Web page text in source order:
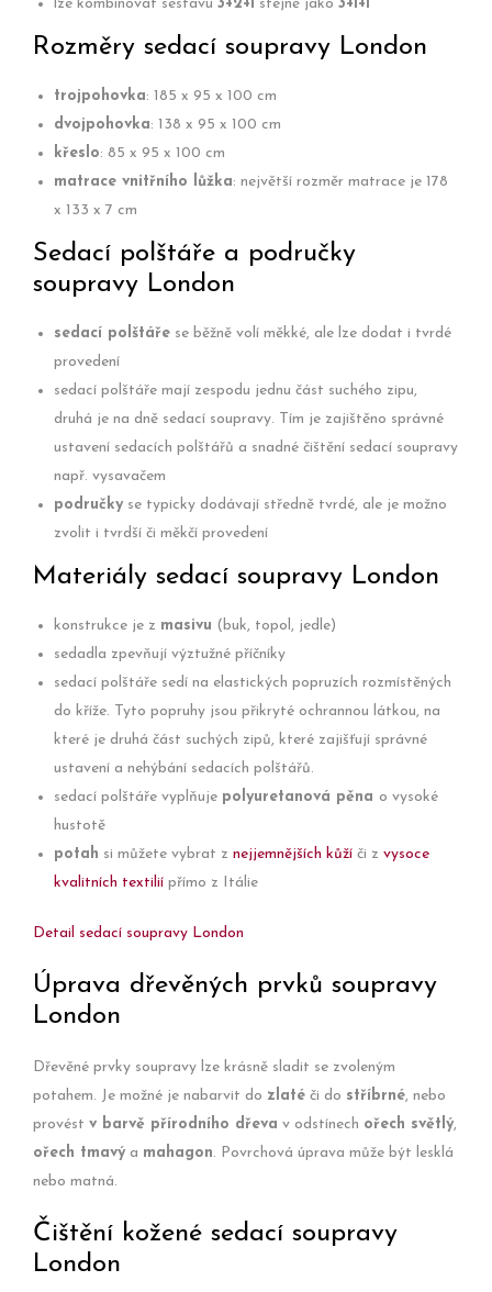
lze kombinovat sestavu 3+2+1 stejně jako 3+1+1
Rozměry sedací soupravy London
trojpohovka: 185 x 95 x 100 cm
dvojpohovka: 138 x 95 x 100 cm
křeslo: 85 x 95 x 100 cm
matrace vnitřního lůžka: největší rozměr matrace je 178
x 133 x 7 cm
Sedací polštáře a područky
soupravy London
sedací polštáře se běžně volí měkké, ale lze dodat i tvrdé
provedení
sedací polštáře mají zespodu jednu část suchého zipu,
druhá je na dně sedací soupravy. Tím je zajištěno správné
ustavení sedacích polštářů a snadné čištění sedací soupravy
např. vysavačem
područky se typicky dodávají středně tvrdé, ale je možno
zvolit i tvrdší či měkčí provedení
Materiály sedací soupravy London
konstrukce je z masivu (buk, topol, jedle)
sedadla zpevňují výztužné příčníky
sedací polštáře sedí na elastických popruzích rozmístěných
do kříže. Tyto popruhy jsou přikryté ochrannou látkou, na
které je druhá část suchých zipů, které zajišťují správné
ustavení a nehýbání sedacích polštářů.
sedací polštáře vyplňuje polyuretanová pěna o vysoké
hustotě
potah si můžete vybrat z nejjemnějších kůží či z vysoce
kvalitních textilií přímo z Itálie
Detail sedací soupravy London
Úprava dřevěných prvků soupravy
London
Dřevěné prvky soupravy lze krásně sladit se zvoleným
potahem. Je možné je nabarvit do zlaté či do stříbrné, nebo
provést v barvě přírodního dřeva v odstínech ořech světlý,
ořech tmavý a mahagon. Povrchová úprava může být lesklá
nebo matná.
Čištění kožené sedací soupravy
London